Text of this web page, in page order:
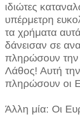
ιδιώτες
υπέρμετρη
τα χρήματα
δάνεισαν σε
πληρώσουν την
Λάθος! Αυτή
πληρώσουν οι
Άλλη μία: Οι